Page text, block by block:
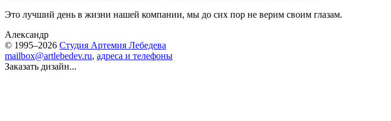
Это лучший день в жизни нашей компании, мы до сих пор не верим своим глазам.
Александр
© 1995–2026 Студия Артемия Лебедева
mailbox@artlebedev.ru, адреса и телефоны
Заказать дизайн...